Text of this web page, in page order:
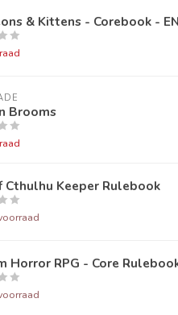
& Kittens - Corebook - EN
Brooms
Cthulhu Keeper Rulebook
Horror RPG - Core